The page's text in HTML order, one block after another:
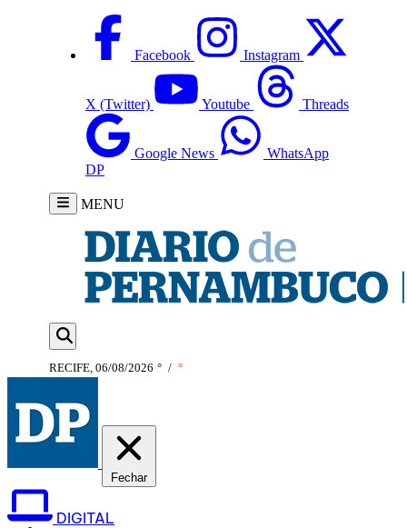
Facebook Instagram
X (Twitter) Youtube Threads
Google News
WhatsApp
DP
MENU
RECIFE, 06/08/2026 ° / °
Fechar
DIGITAL